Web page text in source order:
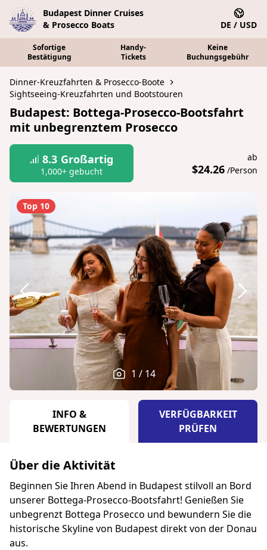
Budapest Dinner Cruises
& Prosecco Boats
DE / USD
Sofortige
Bestätigung
Handy-
Tickets
Keine
Buchungsgebühr
Dinner-Kreuzfahrten & Prosecco-Boote
Sightseeing-Kreuzfahrten und Bootstouren
Budapest: Bottega-Prosecco-Bootsfahrt
mit unbegrenztem Prosecco
8.3 Großartig
1,000+ gebucht
ab
$24.26 /Person
Top 10
1 / 14
INFO &
BEWERTUNGEN
VERFÜGBARKEIT
PRÜFEN
Über die Aktivität
Beginnen Sie Ihren Abend in Budapest stilvoll an Bord
unserer Bottega-Prosecco-Bootsfahrt! Genießen Sie
unbegrenzt Bottega Prosecco und bewundern Sie die
historische Skyline von Budapest direkt von der Donau
aus.